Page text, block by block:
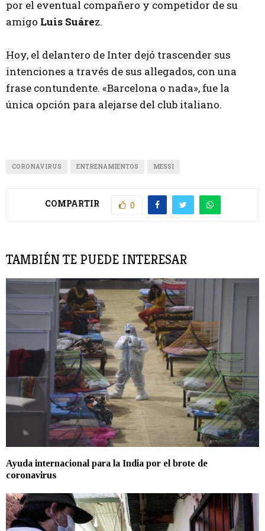
por el eventual compañero y competidor de su
amigo Luis Suárez.
Hoy, el delantero de Inter dejó trascender sus
intenciones a través de sus allegados, con una
frase contundente. «Barcelona o nada», fue la
única opción para alejarse del club italiano.
CORONAVIRUS ENTRENAMIENTOS MESSI
COMPARTIR 0
TAMBIÉN TE PUEDE INTERESAR
Ayuda internacional para la India por el brote de
coronavirus